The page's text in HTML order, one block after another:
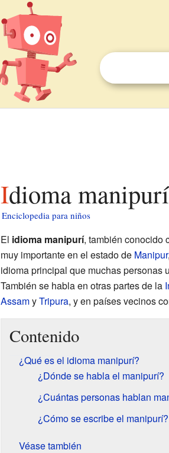
Idioma
Enciclopedia para niños
El idioma manipurí, también conocido
muy importante en el estado de Manipur
idioma principal que muchas personas
También se habla en otras partes de la
AssamyTripura, y en países vecinos
Contenido
¿Qué es el idioma manipurí?
¿Dónde se habla el manipurí?
¿Cuántas personas hablan
¿Cómo se escribe el manipurí?
Véase también